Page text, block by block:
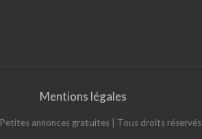
Mentions légales
Petites annonces gratuites| Tous droits réservés